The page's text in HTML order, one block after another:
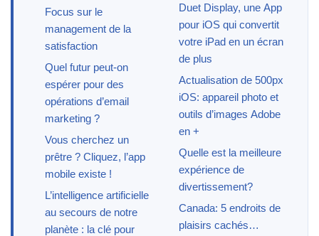
Focus sur le
management de la
satisfaction
Quel futur peut-on
espérer pour des
opérations d’email
marketing ?
Vous cherchez un
prêtre ? Cliquez, l’app
mobile existe !
L’intelligence artificielle
au secours de notre
planète : la clé pour
Duet Display, une App
pour iOS qui convertit
votre iPad en un écran
de plus
Actualisation de 500px
iOS: appareil photo et
outils d’images Adobe
en +
Quelle est la meilleure
expérience de
divertissement?
Canada: 5 endroits de
plaisirs cachés…